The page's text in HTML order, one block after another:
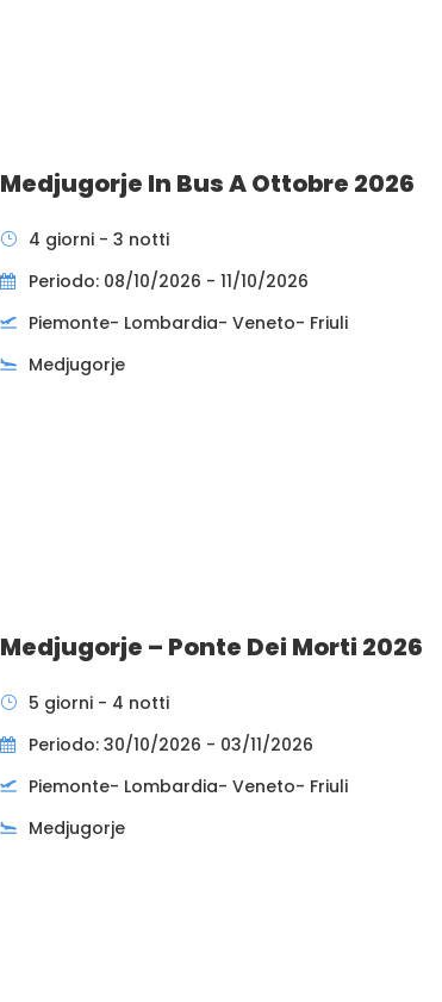
Medjugorje In Bus A Ottobre 2026
4 giorni - 3 notti
Periodo: 08/10/2026 - 11/10/2026
Piemonte- Lombardia- Veneto- Friuli
Medjugorje
Medjugorje – Ponte Dei Morti 2026
5 giorni - 4 notti
Periodo: 30/10/2026 - 03/11/2026
Piemonte- Lombardia- Veneto- Friuli
Medjugorje